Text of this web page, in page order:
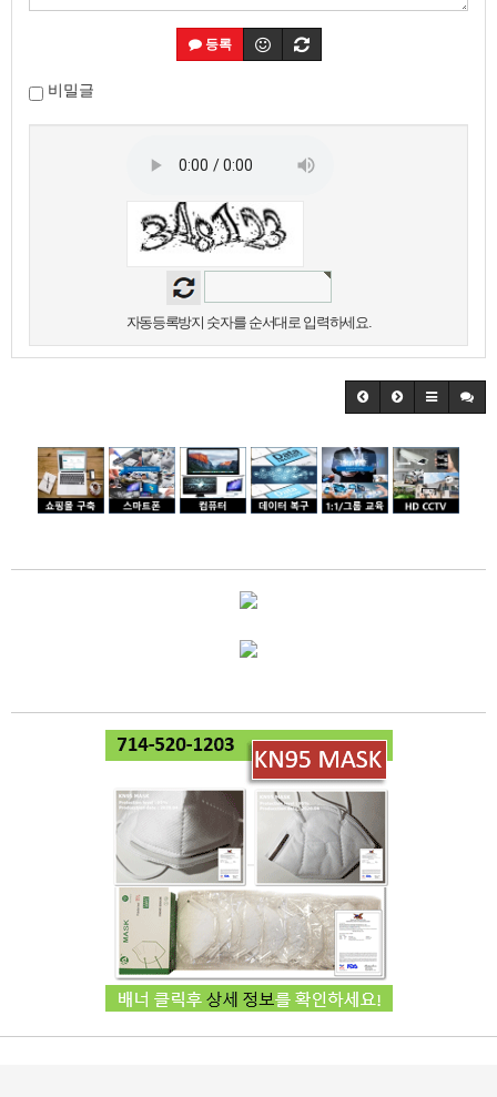
등록
비밀글
자동등록방지 숫자를 순서대로 입력하세요.